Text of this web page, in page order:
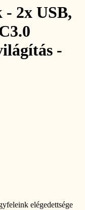
2x USB,
-
elégedettsége